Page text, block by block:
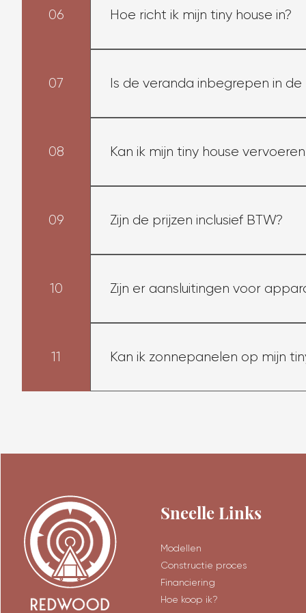
06 Hoe richt ik mijn tiny house in?
Ons technisch team ondersteunt u
07 Is de veranda inbegrepen in
Nee. Veranda's zijn optioneel voor
08 Kan ik mijn tiny house
Tiny houses kunnen worden
09 Zijn de prijzen inclusief BTW?
Onze prijzen zijn inclusief: BTW en
10 Zijn er aansluitingen voor
Onze tiny houses zijn voorzien van
11 Kan ik zonnepanelen op mijn
Sneelle Links
Modellen
Constructie proces
Financiering
Hoe koop ik?